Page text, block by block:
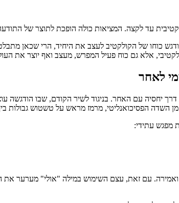
עד לקצה. המציאות כולה הופכת לתוצר של
כוחו של הקולקטיב לעצב את היחיד, הרי שכאן
אלא גם כוח פעיל המפרש, מעצב ואף יוצר את
לאחר
יחסיה עם האחר. בניגוד לשיר הקודם, שבו הודגשה
הפסיכואנליטי, מרמז מראש על טשטוש גבולות
מפגש עתידי:
עם זאת, עצם השימוש במילה "אולי" מערער את